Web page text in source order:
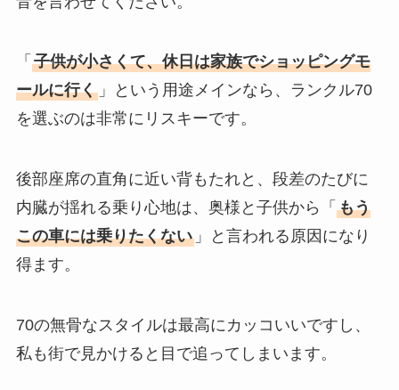
「 子供が小さくて、休日は家族でショッピングモ
ールに行く」という用途メインなら、ランクル70
を選ぶのは非常にリスキーです。
後部座席の直角に近い背もたれと、段差のたびに
内臓が揺れる乗り心地は、奥様と子供から「 もう
この車には乗りたくない」と言われる原因になり
得ます。
70の無骨なスタイルは最高にカッコいいですし、
私も街で見かけると目で追ってしまいます。